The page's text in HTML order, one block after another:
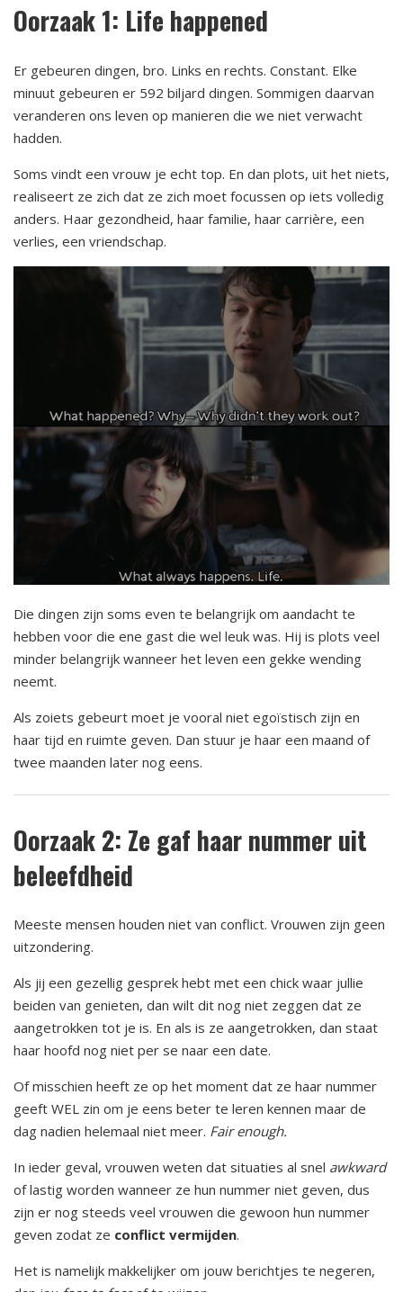
Oorzaak 1: Life happened
Er gebeuren dingen, bro. Links en rechts. Constant. Elke
minuut gebeuren er 592 biljard dingen. Sommigen daarvan
veranderen ons leven op manieren die we niet verwacht
hadden.
Soms vindt een vrouw je echt top. En dan plots, uit het niets,
realiseert ze zich dat ze zich moet focussen op iets volledig
anders. Haar gezondheid, haar familie, haar carrière, een
verlies, een vriendschap.
Die dingen zijn soms even te belangrijk om aandacht te
hebben voor die ene gast die wel leuk was. Hij is plots veel
minder belangrijk wanneer het leven een gekke wending
neemt.
Als zoiets gebeurt moet je vooral niet egoïstisch zijn en
haar tijd en ruimte geven. Dan stuur je haar een maand of
twee maanden later nog eens.
Oorzaak 2: Ze gaf haar nummer uit
beleefdheid
Meeste mensen houden niet van conflict. Vrouwen zijn geen
uitzondering.
Als jij een gezellig gesprek hebt met een chick waar jullie
beiden van genieten, dan wilt dit nog niet zeggen dat ze
aangetrokken tot je is. En als is ze aangetrokken, dan staat
haar hoofd nog niet per se naar een date.
Of misschien heeft ze op het moment dat ze haar nummer
geeft WEL zin om je eens beter te leren kennen maar de
dag nadien helemaal niet meer. Fair enough.
In ieder geval, vrouwen weten dat situaties al snel awkward
of lastig worden wanneer ze hun nummer niet geven, dus
zijn er nog steeds veel vrouwen die gewoon hun nummer
geven zodat ze conflict vermijden.
Het is namelijk makkelijker om jouw berichtjes te negeren,